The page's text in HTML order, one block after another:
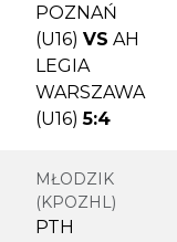
POZNAŃ
(U16) VS AH
LEGIA
WARSZAWA
(U16) 5:4
MŁODZIK
(KPOZHL)
PTH